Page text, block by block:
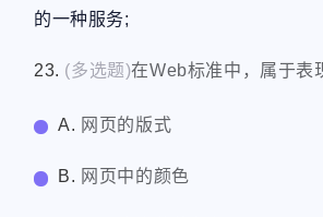
的一种服务;
23. (多选题)在Web标准中，属于表
A. 网页的版式
B. 网页中的颜色